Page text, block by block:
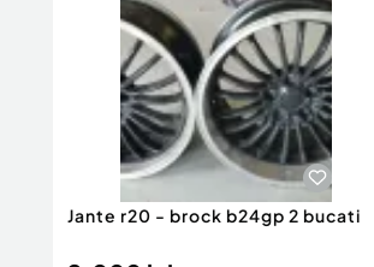
Jante r20 - brock b24gp 2 bucati